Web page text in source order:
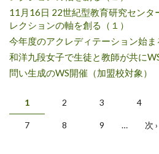
11月16日 22世紀型教育研究センタ
レクションの軸を創る（１）
今年度のアクレディテーション始ま
和洋九段女子で生徒と教師が共に
問い生成のWS開催（加盟校対象）
ページ
1 2 3 4
7 8 9 … 次 ›